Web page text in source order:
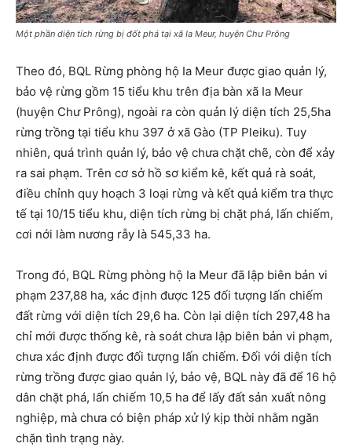
Một phần diện tích rừng bị đốt phá tại xã Ia Meur, huyện Chư Prông
Theo đó, BQL Rừng phòng hộ Ia Meur được giao quản lý,
bảo vệ rừng gồm 15 tiểu khu trên địa bàn xã Ia Meur
(huyện Chư Prông), ngoài ra còn quản lý diện tích 25,5ha
rừng trồng tại tiểu khu 397 ở xã Gào (TP Pleiku). Tuy
nhiên, quá trình quản lý, bảo vệ chưa chặt chẽ, còn để xảy
ra sai phạm. Trên cơ sở hồ sơ kiểm kê, kết quả rà soát,
điều chỉnh quy hoạch 3 loại rừng và kết quả kiểm tra thực
tế tại 10/15 tiểu khu, diện tích rừng bị chặt phá, lấn chiếm,
cơi nới làm nương rẫy là 545,33 ha.
Trong đó, BQL Rừng phòng hộ Ia Meur đã lập biên bản vi
phạm 237,88 ha, xác định được 125 đối tượng lấn chiếm
đất rừng với diện tích 29,6 ha. Còn lại diện tích 297,48 ha
chỉ mới được thống kê, rà soát chưa lập biên bản vi phạm,
chưa xác định được đối tượng lấn chiếm. Đối với diện tích
rừng trồng được giao quản lý, bảo vệ, BQL này đã để 16 hộ
dân chặt phá, lấn chiếm 10,5 ha để lấy đất sản xuất nông
nghiệp, mà chưa có biện pháp xử lý kịp thời nhằm ngăn
chặn tình trạng này.